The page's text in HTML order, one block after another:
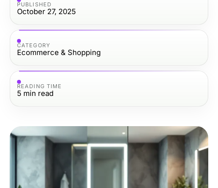
PUBLISHED
October 27, 2025
CATEGORY
Ecommerce & Shopping
READING TIME
5 min read